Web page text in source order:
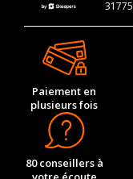
Paiement en
plusieurs fois
80 conseillers à